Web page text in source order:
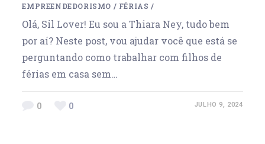
EMPREENDEDORISMO / FÉRIAS /
Olá, Sil Lover! Eu sou a Thiara Ney, tudo bem
por aí? Neste post, vou ajudar você que está se
perguntando como trabalhar com filhos de
férias em casa sem…
0 0 JULHO 9, 2024